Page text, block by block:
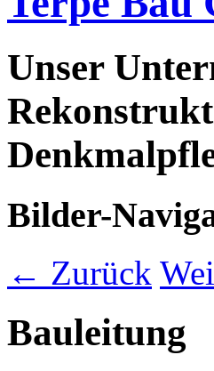
Unser
Bilder-
← Zurück
Bauleitung